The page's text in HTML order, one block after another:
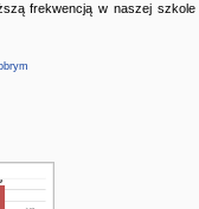
frekwencją w naszej szkole